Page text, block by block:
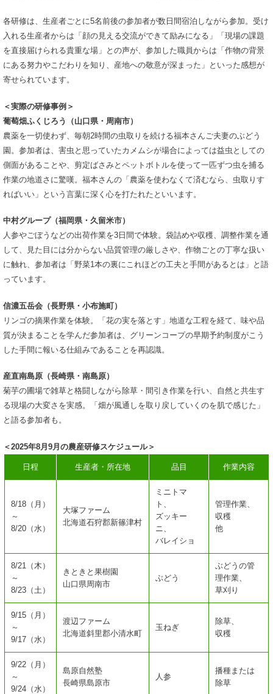
各研修は、生産者ごとに5名前後の参加者が数日間宿泊しながら参加。受け
入れる生産者からは「顔の見える交流ができて励みになる」「現場の課題
を直接届けられる貴重な場」との声が、参加した職員からは「作物の背景
にある努力やこだわりを知り、産地への敬意が深まった」といった感想が
寄せられています。
＜実際の研修事例＞
葡萄畑ふくじろう（山口県・周南市）
農薬を一切使わず、毎朝2時間の虫取りを続ける福本さんご夫妻のぶどう
園。参加者は、害虫と思っていたカメムシが場合によっては益虫としての
側面があることや、剪定ばさみとペットボトルを使って一匹ずつ虫を捕る
作業の地道さに驚嘆。福本さんの「農薬を使わなくて済むなら、虫取りす
ればいい」という言葉に深く心を打たれたといいます。
中村グループ（福岡県・久留米市）
人参やごぼうなどの出荷作業を3日間で体験。袋詰めや収穫、調整作業を通
して、見た目には分からない品質管理の厳しさや、作物ごとの丁寧な扱い
に触れ、参加者は「野菜1本の裏にこれほどの工夫と手間があるとは」と語
っています。
信濃五岳会（長野県・小布施町）
リンゴの摘果作業を体験。「花の実を落とす」地道な工程を経て、味や品
質が決まることを学んだ参加者は、グリーンコープの早期予約制度がこう
した手間に報いる仕組みであることを再認識。
産直南島原（長崎県・南島原）
菊芋の圃場で雑草と格闘しながら除草・間引き作業を行い、自然と共生す
る現場の大変さを実感。「畑が風通しを取り戻していくのを肌で感じた」
と語る参加者も。
＜2025年8月9月の農産研修スケジュール＞
日程 生産者・所在地 品目 作業内容
8/18（月）
～
8/20（水）
大塚ファーム
北海道石狩郡新篠津村
ミニトマ
ト、
ズッキー
ニ、
バレイショ
管理作業、
収穫
他
8/21（木）
～
8/23（土）
きときと果樹園
山口県周南市
ぶどう
ぶどうの管
理作業、
草刈り
9/15（月）
～
9/17（水）
渡辺ファーム
北海道斜里郡小清水町
玉ねぎ
除草、
収穫
9/22（月）
～
9/24（水）
島原自然塾
長崎県島原市
人参
播種または
除草